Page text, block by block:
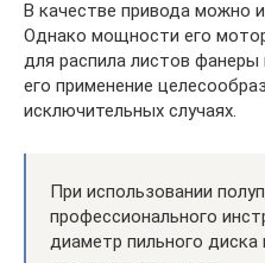
В качестве привода можно
Однако мощности его
для распила листов
его применение
исключительных случаях.
При использовании
профессионального
диаметр пильного диска